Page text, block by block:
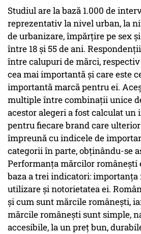
Studiul are la bază 1.000 de
reprezentativ la nivel urban, la
de urbanizare, împărţire pe sex
între 18 şi 55 de ani.
între calupuri de mărci, respectiv
cea mai importantă și care este
importantă marcă pentru ei.
multiple între combinații unice
acestor alegeri a fost calculat
pentru fiecare brand care
împreună cu indicele de
categorii în parte, obținându-se
Performanţa mărcilor româneşti
baza a trei indicatori: importanța
utilizare şi notorietatea ei.
şi cum sunt mărcile româneşti,
mărcile româneşti sunt simple,
accesibile, la un preţ bun,